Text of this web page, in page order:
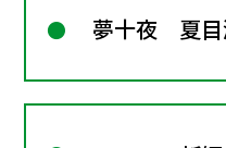
夢十夜 夏目